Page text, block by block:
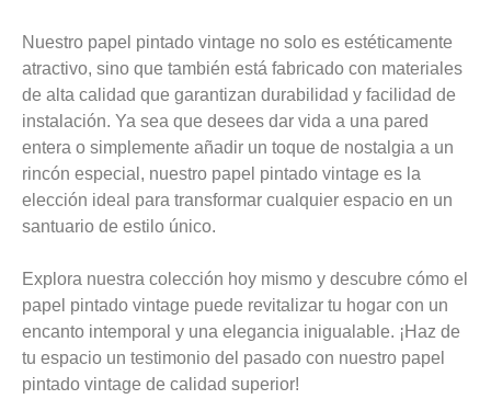
Nuestro papel pintado vintage no solo es estéticamente
atractivo, sino que también está fabricado con materiales
de alta calidad que garantizan durabilidad y facilidad de
instalación. Ya sea que desees dar vida a una pared
entera o simplemente añadir un toque de nostalgia a un
rincón especial, nuestro papel pintado vintage es la
elección ideal para transformar cualquier espacio en un
santuario de estilo único.
Explora nuestra colección hoy mismo y descubre cómo el
papel pintado vintage puede revitalizar tu hogar con un
encanto intemporal y una elegancia inigualable. ¡Haz de
tu espacio un testimonio del pasado con nuestro papel
pintado vintage de calidad superior!